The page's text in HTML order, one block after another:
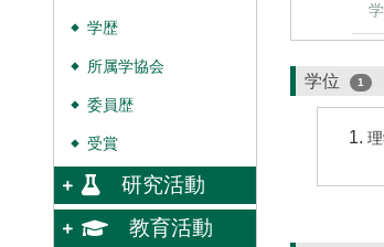
◆ 学歴
◆ 所属学協会
◆ 委員歴
◆ 受賞
研究活動
教育活動
学位 1